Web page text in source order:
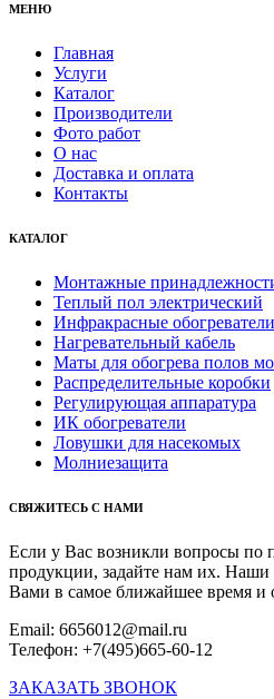
МЕНЮ
Главная
Услуги
Каталог
Производители
Фото работ
О нас
Доставка и оплата
Контакты
КАТАЛОГ
Монтажные
Теплый пол электрический
Инфракрасные
Нагревательный кабель
Маты для обогрева полов
Распределительные коробки
Регулирующая аппаратура
ИК обогреватели
Ловушки для насекомых
Молниезащита
СВЯЖИТЕСЬ С НАМИ
Если у Вас возникли вопросы по
продукции, задайте нам их.
Вами в самое ближайшее время и
Email: 6656012@mail.ru
Телефон: +7(495)665-60-12
ЗАКАЗАТЬ ЗВОНОК